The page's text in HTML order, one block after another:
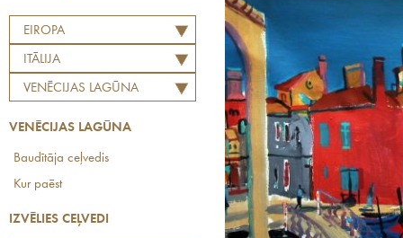
EIROPA
ITĀLIJA
VENĒCIJAS LAGŪNA
VENĒCIJAS LAGŪNA
Baudītāja ceļvedis
Kur paēst
IZVĒLIES CEĻVEDI